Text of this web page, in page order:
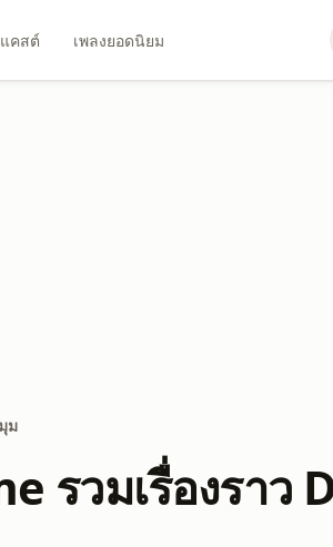
คสต์ เพลงยอดนิยม
ม
รวมเรื่องรา